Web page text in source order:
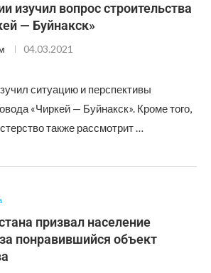
изучил вопрос строительства
— Буйнакск»
04.03.2021
ситуацию и перспективы
«Чиркей — Буйнакск». Кроме того,
также рассмотрит …
призвал население
понравившийся объект